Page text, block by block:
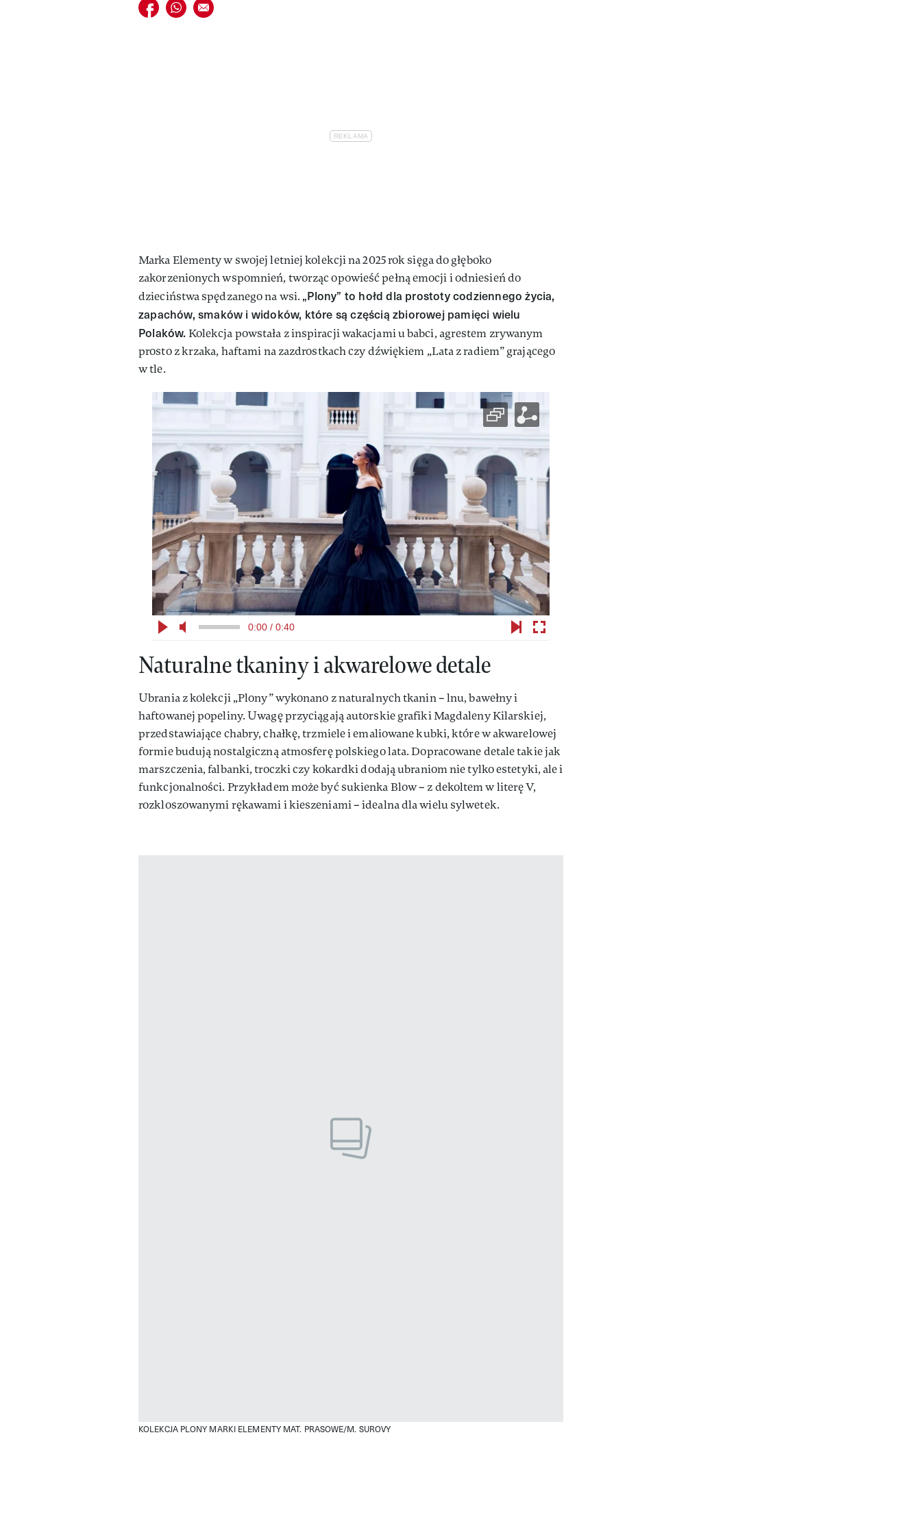
Udostępnij na facebook
Udostępnij na whatsapp
E-mail do przyjaciela
Marka Elementy w swojej letniej kolekcji na 2025 rok sięga do głęboko
zakorzenionych wspomnień, tworząc opowieść pełną emocji i odniesień do
dzieciństwa spędzanego na wsi. „Plony” to hołd dla prostoty codziennego życia,
zapachów, smaków i widoków, które są częścią zbiorowej pamięci wielu
Polaków. Kolekcja powstała z inspiracji wakacjami u babci, agrestem zrywanym
prosto z krzaka, haftami na zazdrostkach czy dźwiękiem „Lata z radiem” grającego
w tle.
0:00 / 0:40
Naturalne tkaniny i akwarelowe detale
Ubrania z kolekcji „Plony” wykonano z naturalnych tkanin – lnu, bawełny i
haftowanej popeliny. Uwagę przyciągają autorskie grafiki Magdaleny Kilarskiej,
przedstawiające chabry, chałkę, trzmiele i emaliowane kubki, które w akwarelowej
formie budują nostalgiczną atmosferę polskiego lata. Dopracowane detale takie jak
marszczenia, falbanki, troczki czy kokardki dodają ubraniom nie tylko estetyki, ale i
funkcjonalności. Przykładem może być sukienka Blow – z dekoltem w literę V,
rozkloszowanymi rękawami i kieszeniami – idealna dla wielu sylwetek.
KOLEKCJA PLONY MARKI ELEMENTY MAT. PRASOWE/M. SUROVY